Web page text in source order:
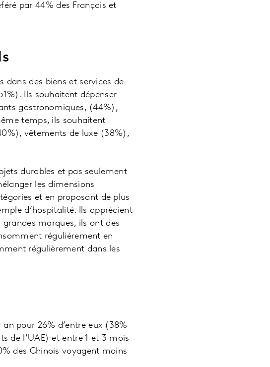
par 44% des Français et
dans des biens et services de
Ils souhaitent dépenser
gastronomiques, (44%),
temps, ils souhaitent
vêtements de luxe (38%),
durables et pas seulement
les dimensions
et en proposant de plus
d’hospitalité. Ils apprécient
marques, ils ont des
régulièrement en
régulièrement dans les
pour 26% d’entre eux (38%
de l’UAE) et entre 1 et 3 mois
des Chinois voyagent moins